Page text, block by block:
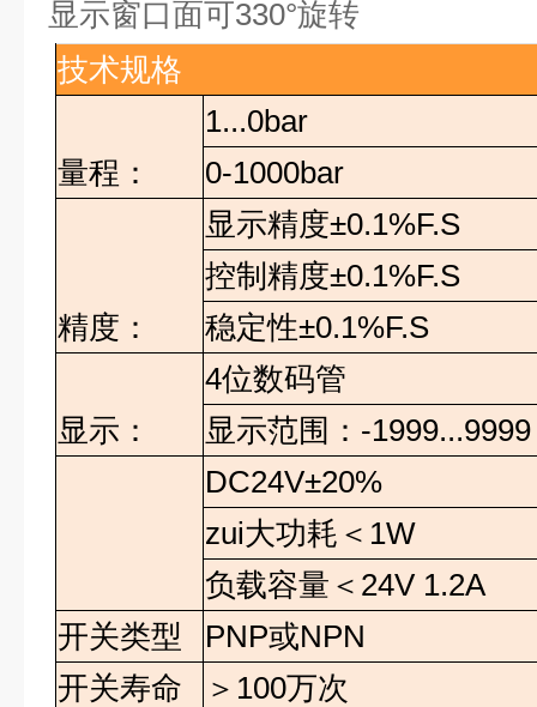
显示窗口面可330°旋转
技术规格
量程：
1...0bar
0-1000bar
精度：
显示精度±0.1%F.S
控制精度±0.1%F.S
稳定性±0.1%F.S
显示：
4位数码管
显示范围 ： -1999...9999
DC24V±20%
zui大功耗 ＜ 1W
负载容量 ＜ 24V 1.2A
开关类型
PNP或NPN
开关寿命
＞100万次